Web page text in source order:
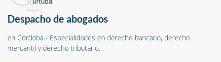
Despacho de abogados
en Córdoba - Especialidades en derecho bancario, derecho
mercantil y derecho tributario.